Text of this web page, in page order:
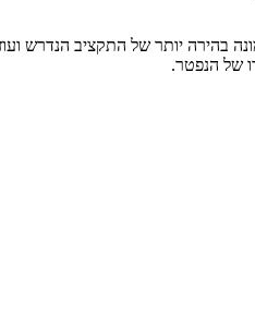
בהירה יותר של התקציב הנדרש
של הנפטר.